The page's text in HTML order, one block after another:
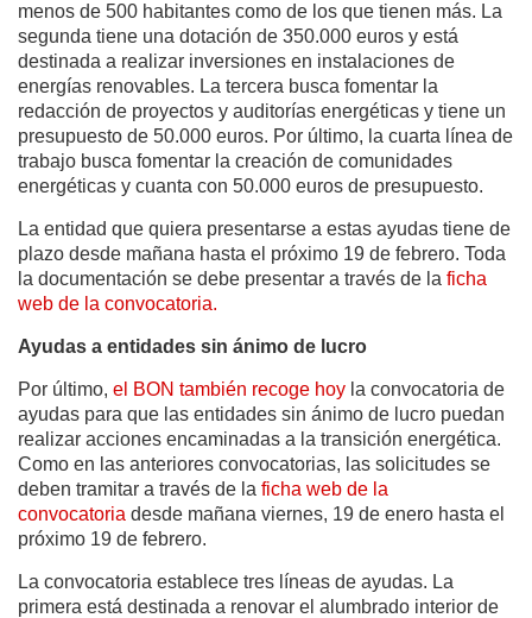
menos de 500 habitantes como de los que tienen más. La
segunda tiene una dotación de 350.000 euros y está
destinada a realizar inversiones en instalaciones de
energías renovables. La tercera busca fomentar la
redacción de proyectos y auditorías energéticas y tiene un
presupuesto de 50.000 euros. Por último, la cuarta línea de
trabajo busca fomentar la creación de comunidades
energéticas y cuanta con 50.000 euros de presupuesto.
La entidad que quiera presentarse a estas ayudas tiene de
plazo desde mañana hasta el próximo 19 de febrero. Toda
la documentación se debe presentar a través de la ficha
web de la convocatoria.
Ayudas a entidades sin ánimo de lucro
Por último, el BON también recoge hoy la convocatoria de
ayudas para que las entidades sin ánimo de lucro puedan
realizar acciones encaminadas a la transición energética.
Como en las anteriores convocatorias, las solicitudes se
deben tramitar a través de la ficha web de la
convocatoria desde mañana viernes, 19 de enero hasta el
próximo 19 de febrero.
La convocatoria establece tres líneas de ayudas. La
primera está destinada a renovar el alumbrado interior de